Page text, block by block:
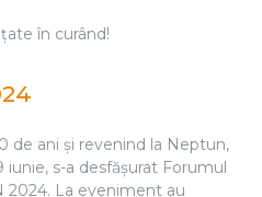
în curând!
de ani și revenind la Neptun,
iunie, s-a desfășurat Forumul
2024. La eveniment au